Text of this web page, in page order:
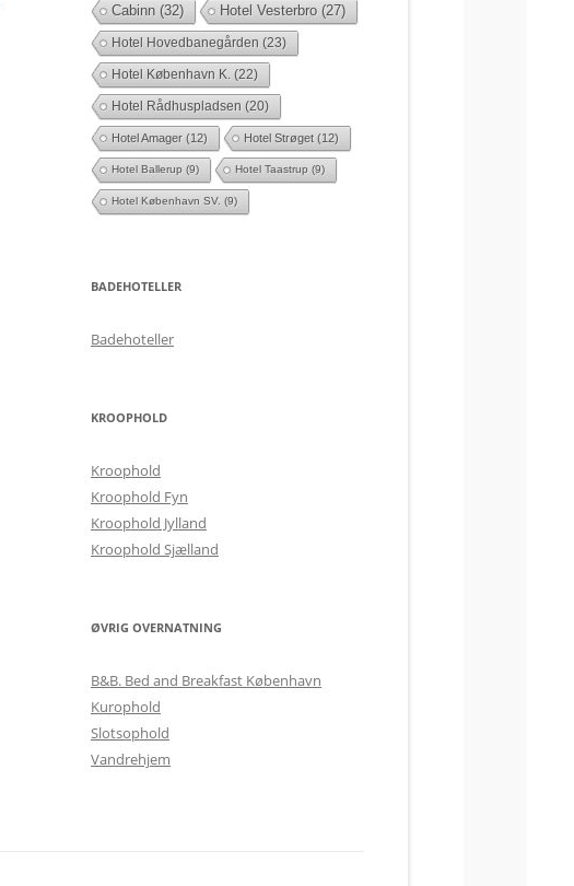
Cabinn (32) Hotel Vesterbro (27)
Hotel Hovedbanegården (23)
Hotel København K. (22)
Hotel Rådhuspladsen (20)
Hotel Amager (12) Hotel Strøget (12)
Hotel Ballerup (9) Hotel Taastrup (9)
Hotel København SV. (9)
BADEHOTELLER
Badehoteller
KROOPHOLD
Kroophold
Kroophold Fyn
Kroophold Jylland
Kroophold Sjælland
ØVRIG OVERNATNING
B&B. Bed and Breakfast København
Kurophold
Slotsophold
Vandrehjem